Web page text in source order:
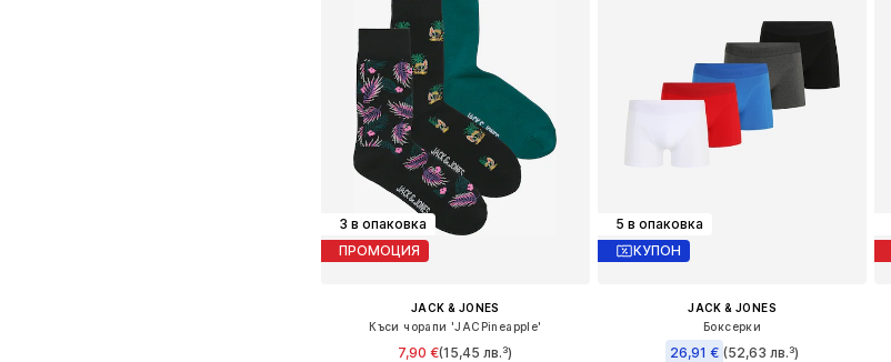
3 в опаковка
ПРОМОЦИЯ
JACK & JONES
Къси чорапи 'JACPineapple'
7,90 €(15,45 лв.³)
5 в опаковка
КУПОН
JACK & JONES
Боксерки
26,91 € (52,63 лв.³)